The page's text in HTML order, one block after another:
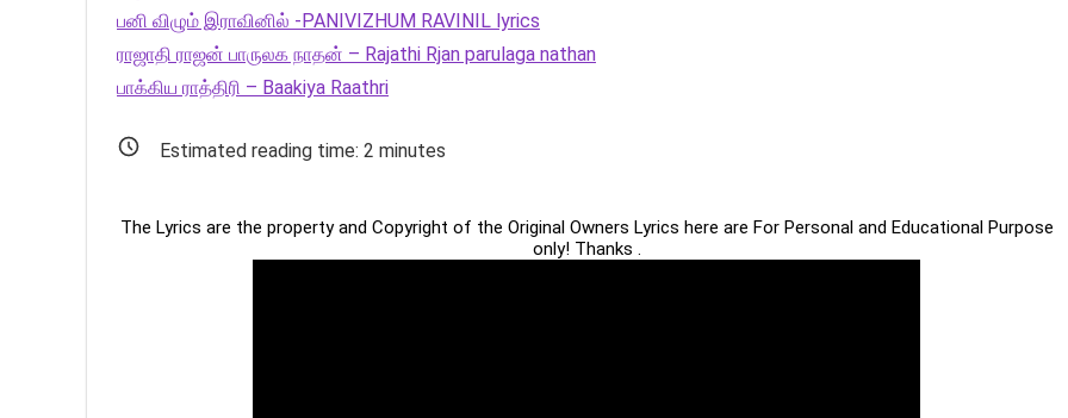
பனி விழும் இராவினில் -PANIVIZHUM RAVINIL lyrics
ராஜாதி ராஜன் பாருலக நாதன் – Rajathi Rjan parulaga nathan
பாக்கிய ராத்திரி – Baakiya Raathri
Estimated reading time: 2 minutes
The Lyrics are the property and Copyright of the Original Owners Lyrics here are For Personal and Educational Purpose
only! Thanks .